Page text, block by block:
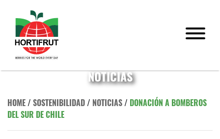
NOTICIAS
HOME / SOSTENIBILIDAD / NOTICIAS / DONACIÓN A BOMBEROS
DEL SUR DE CHILE